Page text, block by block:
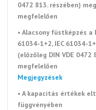
0472 813. részében)
megfelelően
• Alacsony füstképzés a
61034-1+2, IEC 61034-
(előzőleg DIN VDE 0472
megfelelően
Megjegyzések
• A kapacitás értékek
függvényében